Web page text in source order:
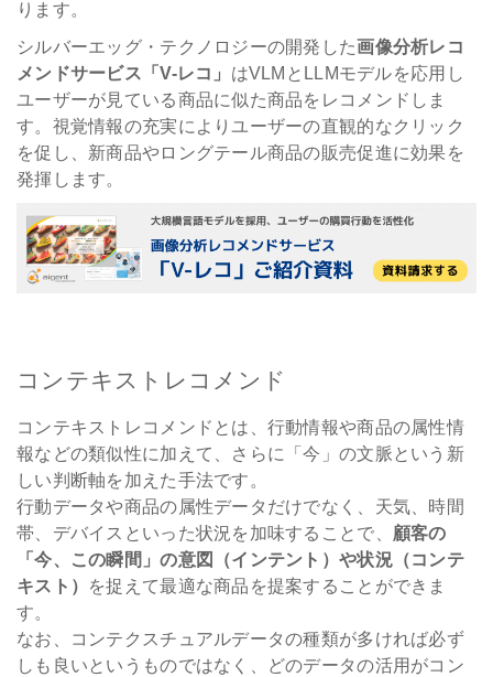
ります。
シルバーエッグ・テクノロジーの開発した画像分析レコ
メンドサービス「V-レコ」 はVLMとLLMモデルを応用し
ユーザーが見ている商品に似た商品をレコメンドしま
す。視覚情報の充実によりユーザーの直観的なクリック
を促し、新商品やロングテール商品の販売促進に効果を
発揮します。
コンテキストレコメンド
コンテキストレコメンドとは、行動情報や商品の属性情
報などの類似性に加えて、さらに「今」の文脈という新
しい判断軸を加えた手法です。
行動データや商品の属性データだけでなく、天気、時間
帯、デバイスといった状況を加味することで、 顧客の
「今、この瞬間」の意図（インテント）や状況（コンテ
キスト）
を捉えて最適な商品を提案することができま
す。
なお、コンテクスチュアルデータの種類が多ければ必ず
しも良いというものではなく、どのデータの活用がコン